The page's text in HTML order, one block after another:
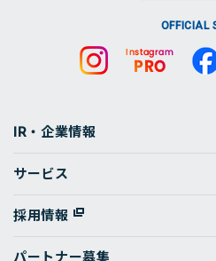
OFFICIAL
IR・企業情報
サービス
採用情報
パートナー募集